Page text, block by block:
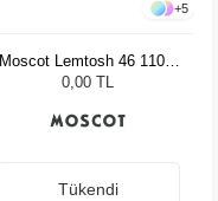
+5
Moscot Lemtosh 46 110 Ii
Blue Bel Air Blue
0,00 TL
Tükendi